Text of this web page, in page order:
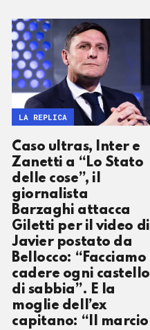
Caso ultras, Inter e
Zanetti a “Lo Stato
delle cose”, il
giornalista
Barzaghi attacca
Giletti per il video di
Javier postato da
Bellocco: “Facciamo
cadere ogni castello
di sabbia”. E la
moglie dell’ex
capitano: “Il marcio
LA REPLICA